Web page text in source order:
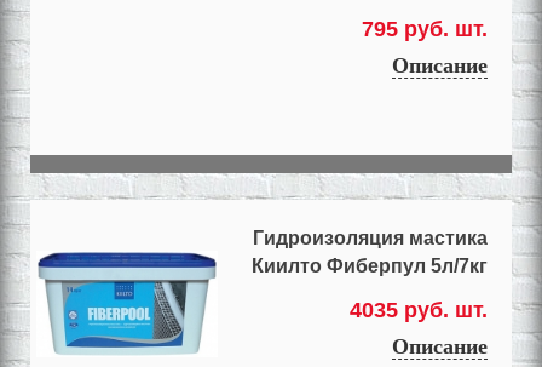
795 руб. шт.
Описание
Гидроизоляция мастика
Киилто Фиберпул 5л/7кг
4035 руб. шт.
Описание